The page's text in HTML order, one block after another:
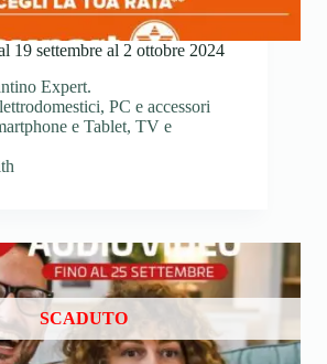
19 settembre al 2 ottobre 2024
Expert.
, PC e accessori
e Tablet, TV e
SCADUTO